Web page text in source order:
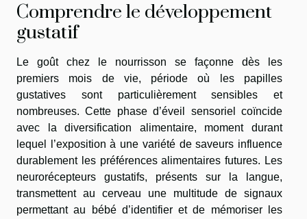
Comprendre le développement
gustatif
Le goût chez le nourrisson se façonne dès les
premiers mois de vie, période où les papilles
gustatives sont particulièrement sensibles et
nombreuses. Cette phase d’éveil sensoriel coïncide
avec la diversification alimentaire, moment durant
lequel l’exposition à une variété de saveurs influence
durablement les préférences alimentaires futures. Les
neurorécepteurs gustatifs, présents sur la langue,
transmettent au cerveau une multitude de signaux
permettant au bébé d’identifier et de mémoriser les